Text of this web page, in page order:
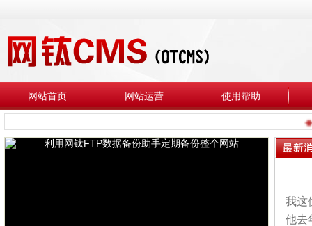
网站首页 网站运营 使用帮助
◆
我这
他去